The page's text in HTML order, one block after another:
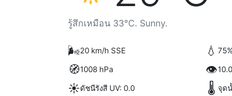
รู้สึกเหมือน 33°C. Sunny.
🌬️20 km/h SSE 💧
🧭1008 hPa 👁️
☀️ดัชนีรังสี UV: 0.0 🌡️ จุด